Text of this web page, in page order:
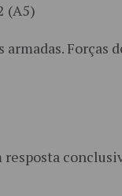
(A5)
armadas. Forças
resposta